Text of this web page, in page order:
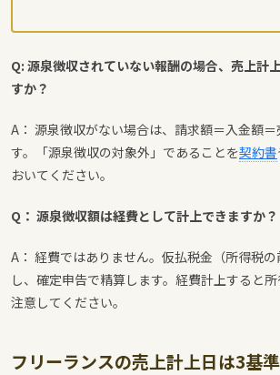
Q: 源泉徴収されていない報酬の場合、売上計
すか？
A： 源泉徴収がない場合は、請求額＝入金額
す。「源泉徴収の対象外」であることを契約書
おいてください。
Q： 源泉徴収額は経費として計上できますか？
A： 経費ではありません。仮払税金（所得税
し、確定申告で精算します。経費計上すると
注意してください。
フリーランスの売上計上日は3基